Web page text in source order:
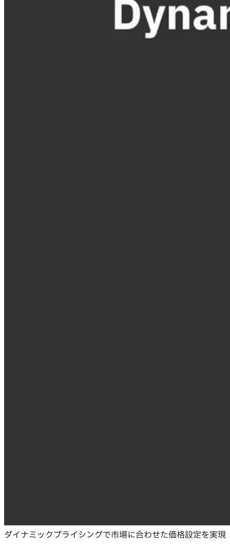
ダイナミックプライシングで市場に合わせた価格設定を実現